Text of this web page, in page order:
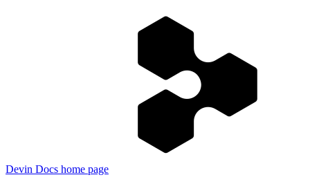
Devin Docs home page